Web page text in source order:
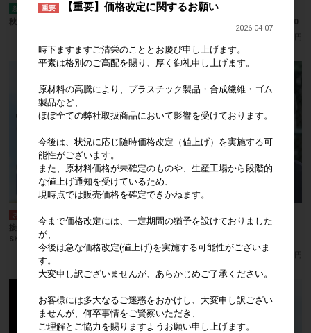
秋冬用レッグカバー SKU:TT00
バイク用レッグカバー SKU:1942017000
5,059円
接触冷感フェイスカバー
SKU:1123000800
一般販売価格(税込)
1,656円
フェイスカバー 春秋用
一般販売価格(税込)
1,540円
重要 【重要】価格改定に関するお願い
2026-04-07
時下ますますご清栄のこととお慶び申し上げます。
平素は格別のご高配を賜り、厚く御礼申し上げます。
原材料の高騰により、プラスチック製品・合成繊維・ゴム
製品など、
ほぼ全ての弊社取扱商品において影響を受けております。
今後は、状況に応じ随時価格改定（値上げ）を実施する可
能性がございます。
また、原材料価格が未確定のものや、生産工場から段階的
な値上げ通知を受けているため、
現時点では販売価格を確定できかねます。
今まで価格改定には、一定期間の猶予を設けておりました
が、
今後は急な価格改定(値上げ)を実施する可能性がございま
す。
大変申し訳ございませんが、あらかじめご了承ください。
お客様には多大なるご迷惑をおかけし、大変申し訳ござい
ませんが、何卒事情をご賢察いただき、
ご理解とご協力を賜りますようお願い申し上げます。